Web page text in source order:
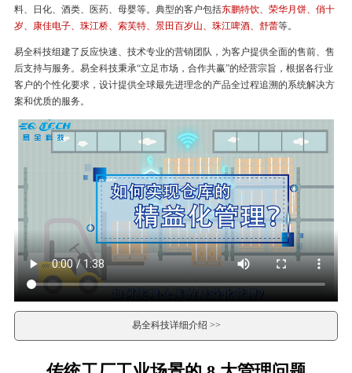
料、日化、酒类、医药、母婴等。典型的客户包括东鹏特饮、荣华月饼、俏十
岁、康佳电子、珠江桥、索芙特、景田百岁山、珠江啤酒、舒蕾等。
易全科技组建了反应快速、技术专业的营销团队，为客户提供全面的售前、售
后支持与服务。易全科技秉承“立足市场，合作共赢”的经营宗旨，根据各行业
客户的个性化要求，设计提供全球最先进理念的产品全过程追溯的系统解决方
案和优质的服务。
易全科技详细介绍 >>